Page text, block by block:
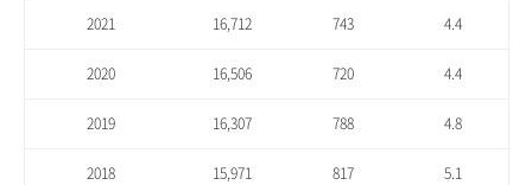
2021 16,712 743 4.4
2020 16,506 720 4.4
2019 16,307 788 4.8
2018 15,971 817 5.1